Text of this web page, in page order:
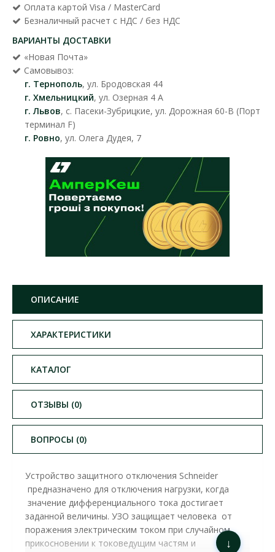
Оплата картой Visa / MasterCard
Безналичный расчет с НДС / без НДС
ВАРИАНТЫ ДОСТАВКИ
«Новая Почта»
Самовывоз:
г. Тернополь, ул. Бродовская 44
г. Хмельницкий, ул. Озерная 4 А
г. Львов, с. Пасеки-Зубрицкие, ул. Дорожная 60-В (Порт
терминал F)
г. Ровно, ул. Олега Дудея, 7
ОПИСАНИЕ
ХАРАКТЕРИСТИКИ
КАТАЛОГ
ОТЗЫВЫ (0)
ВОПРОСЫ (0)
Устройство защитного отключения Schneider
предназначено для отключения нагрузки, когда
значение дифференциального тока достигает
заданной величины. УЗО защищает человека от
поражения электрическим током при случайном
прикосновении к токоведущим частям и
↓